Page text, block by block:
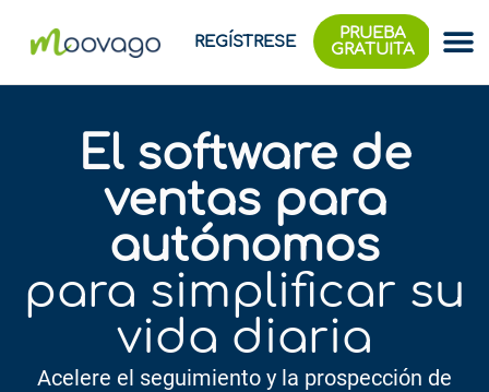
REGÍSTRESE
PRUEBA
GRATUITA
El software de
ventas para
autónomos
para simplificar su
vida diaria
Acelere el seguimiento y la prospección de